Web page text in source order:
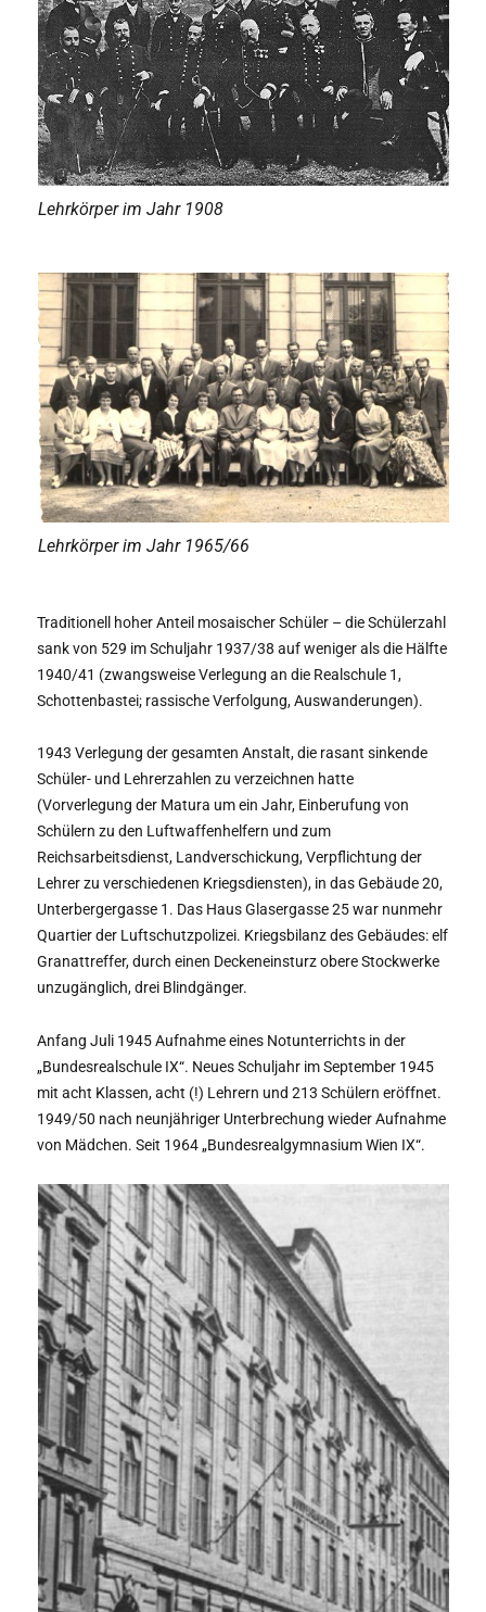
Lehrkörper im Jahr 1908
Lehrkörper im Jahr 1965/66
Traditionell hoher Anteil mosaischer Schüler – die Schülerzahl
sank von 529 im Schuljahr 1937/38 auf weniger als die Hälfte
1940/41 (zwangsweise Verlegung an die Realschule 1,
Schottenbastei; rassische Verfolgung, Auswanderungen).
1943 Verlegung der gesamten Anstalt, die rasant sinkende
Schüler- und Lehrerzahlen zu verzeichnen hatte
(Vorverlegung der Matura um ein Jahr, Einberufung von
Schülern zu den Luftwaffenhelfern und zum
Reichsarbeitsdienst, Landverschickung, Verpflichtung der
Lehrer zu verschiedenen Kriegsdiensten), in das Gebäude 20,
Unterbergergasse 1. Das Haus Glasergasse 25 war nunmehr
Quartier der Luftschutzpolizei. Kriegsbilanz des Gebäudes: elf
Granattreffer, durch einen Deckeneinsturz obere Stockwerke
unzugänglich, drei Blindgänger.
Anfang Juli 1945 Aufnahme eines Notunterrichts in der
„Bundesrealschule IX“. Neues Schuljahr im September 1945
mit acht Klassen, acht (!) Lehrern und 213 Schülern eröffnet.
1949/50 nach neunjähriger Unterbrechung wieder Aufnahme
von Mädchen. Seit 1964 „Bundesrealgymnasium Wien IX“.